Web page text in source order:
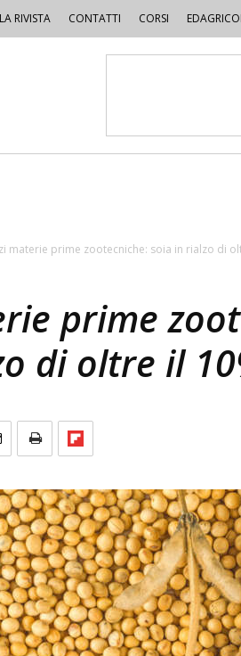
LA RIVISTA CONTATTI CORSI
materie prime zootecniche: soia in rialzo di
prime
di oltre il